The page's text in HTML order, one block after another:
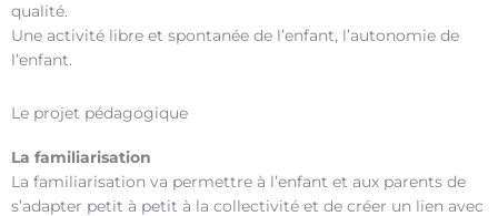
qualité.
Une activité libre et spontanée de l’enfant, l’autonomie de
l’enfant.
Le projet pédagogique
La familiarisation
La familiarisation va permettre à l’enfant et aux parents de
s’adapter petit à petit à la collectivité et de créer un lien avec